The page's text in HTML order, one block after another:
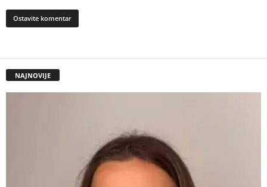
NAJNOVIJE